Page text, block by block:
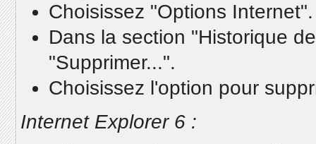
Choisissez "Options Internet".
Dans la section "Historique
"Supprimer...".
Choisissez l'option pour
Internet Explorer 6 :